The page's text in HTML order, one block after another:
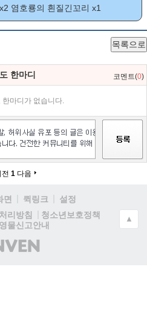
x2 염호룡의 흰질긴꼬리 x1
목록으로
한마디 코멘트(0)
한마디가 없습니다.
전 1 다음
면 퀵링크
설정
리방침
청소년보호정책
물신고안내
(주)
인
▲